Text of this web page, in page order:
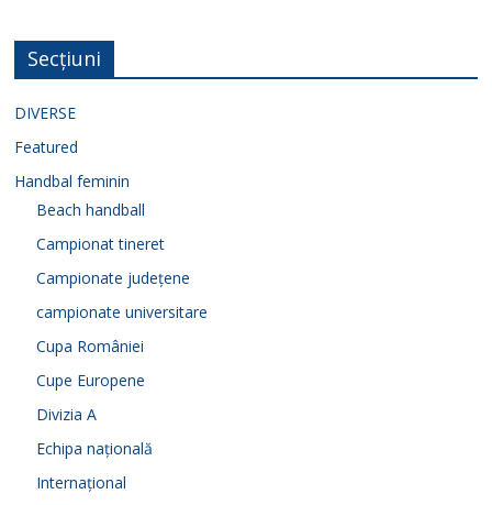
Secțiuni
DIVERSE
Featured
Handbal feminin
Beach handball
Campionat tineret
Campionate județene
campionate universitare
Cupa României
Cupe Europene
Divizia A
Echipa națională
Internațional